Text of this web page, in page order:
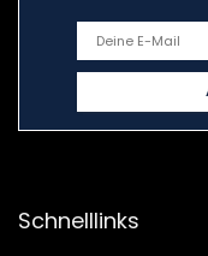
Schnelllinks